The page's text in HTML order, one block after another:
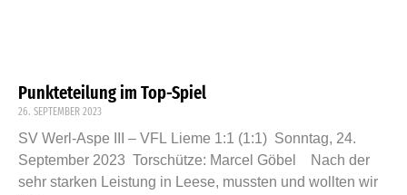
Punkteteilung im Top-Spiel
26. SEPTEMBER 2023
SV Werl-Aspe III – VFL Lieme 1:1 (1:1) Sonntag, 24.
September 2023 Torschütze: Marcel Göbel Nach der
sehr starken Leistung in Leese, mussten und wollten wir